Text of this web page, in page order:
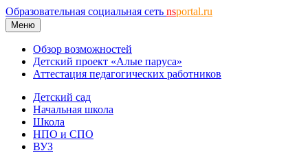
Образовательная социальная сеть nsportal.ru
Меню
Обзор возможностей
Детский проект «Алые паруса»
Аттестация педагогических работников
Детский сад
Начальная школа
Школа
НПО и СПО
ВУЗ